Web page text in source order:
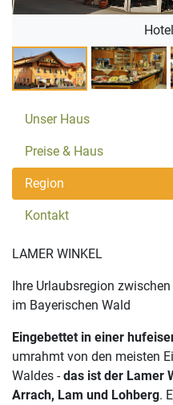
Unser Haus
Preise & Haus
Region
Kontakt
LAMER WINKEL
Ihre Urlaubsregion
im Bayerischen Wald
Eingebettet in einer
umrahmt von den meisten
Waldes -das ist der Lamer
Arrach, Lam und Lohberg.